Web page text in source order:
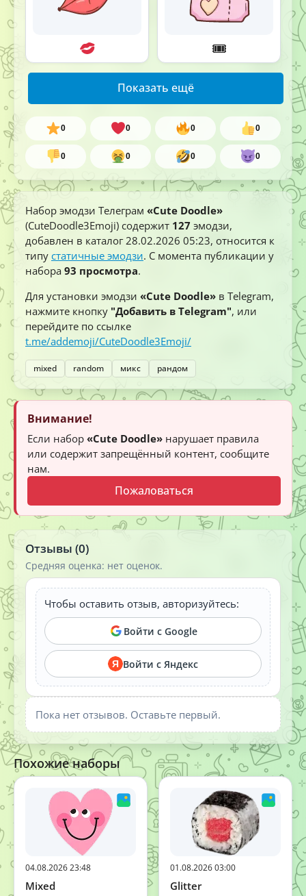
🎟
Показать ещё
0 0 0 0
0 0 0 0
Набор эмодзи Телеграм «Cute Doodle»
(CuteDoodle3Emoji) содержит 127 эмодзи,
добавлен в каталог 28.02.2026 05:23, относится к
типу статичные эмодзи. С момента публикации у
набора 93 просмотра.
Для установки эмодзи «Cute Doodle» в Telegram,
нажмите кнопку "Добавить в Telegram", или
перейдите по ссылке
t.me/addemoji/CuteDoodle3Emoji/
mixed random микс рандом
Внимание!
Если набор «Cute Doodle» нарушает правила
или содержит запрещённый контент, сообщите
нам.
Пожаловаться
Отзывы (0)
Средняя оценка: нет оценок.
Чтобы оставить отзыв, авторизуйтесь:
Войти с Google
Я Войти с Яндекс
Пока нет отзывов. Оставьте первый.
Похожие наборы
04.08.2026 23:48
Mixed
01.08.2026 03:00
Glitter